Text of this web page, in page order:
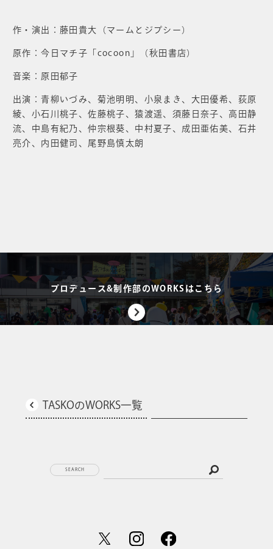
作・演出：藤田貴大（マームとジプシー）
原作：今日マチ子「cocoon」（秋田書店）
音楽：原田郁子
出演：青柳いづみ、菊池明明、小泉まき、大田優希、荻原
綾、小石川桃子、佐藤桃子、猿渡遥、須藤日奈子、高田静
流、中島有紀乃、仲宗根葵、中村夏子、成田亜佑美、石井
亮介、内田健司、尾野島慎太朗
プロデュース&制作部のWORKSはこちら
TASKOのWORKS一覧
SEARCH